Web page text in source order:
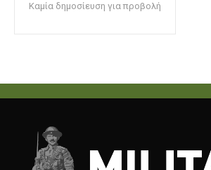
Καμία δημοσίευση για προβολή